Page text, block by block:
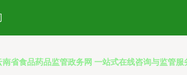
南省食品药品监管政务网 一站式在线咨询与监管服